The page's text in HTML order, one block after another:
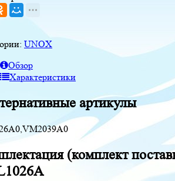
UNOX
Обзор
Характеристики
артикулы
(комплект